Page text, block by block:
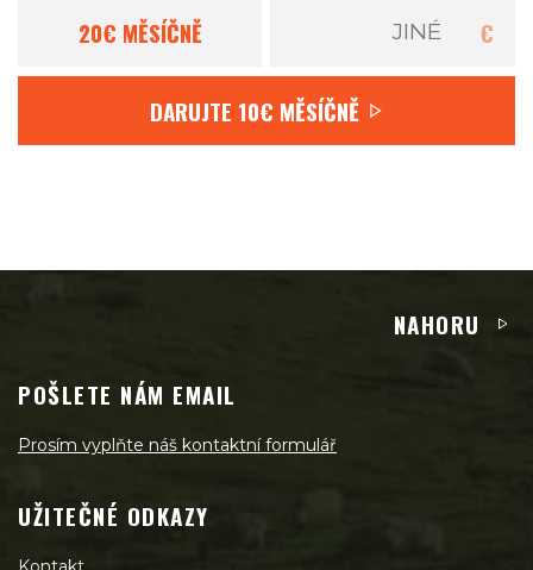
20€ MĚSÍČNĚ €
DARUJTE 10€ MĚSÍČNĚ
NAHORU
POŠLETE NÁM EMAIL
Prosím vyplňte náš kontaktní formulář
UŽITEČNÉ ODKAZY